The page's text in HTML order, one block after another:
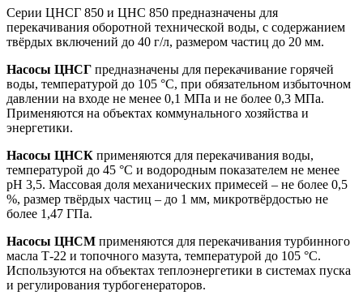
Серии ЦНСГ 850 и ЦНС 850 предназначены для
перекачивания оборотной технической воды, с содержанием
твёрдых включений до 40 г/л, размером частиц до 20 мм.
Насосы ЦНСГ предназначены для перекачивание горячей
воды, температурой до 105 °C, при обязательном избыточном
давлении на входе не менее 0,1 МПа и не более 0,3 МПа.
Применяются на объектах коммунального хозяйства и
энергетики.
Насосы ЦНСК применяются для перекачивания воды,
температурой до 45 °C и водородным показателем не менее
pH 3,5. Массовая доля механических примесей – не более 0,5
%, размер твёрдых частиц – до 1 мм, микротвёрдостью не
более 1,47 ГПа.
Насосы ЦНСМ применяются для перекачивания турбинного
масла Т-22 и топочного мазута, температурой до 105 °C.
Используются на объектах теплоэнергетики в системах пуска
и регулирования турбогенераторов.